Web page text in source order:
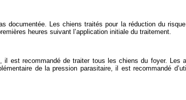
documentée. Les chiens traités pour la réduction du
heures suivant l’application initiale du traitement.
il est recommandé de traiter tous les chiens du foyer.
de la pression parasitaire, il est recommandé